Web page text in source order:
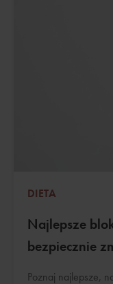
DIETA
Najlepsze
bezpiecznie
Poznaj najlepsze,